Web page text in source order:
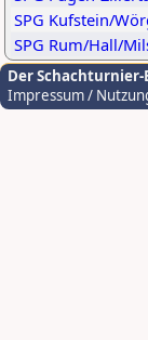
SPG Kufstein/
SPG Rum/Hall/
Der Schachturnier-
Impressum /